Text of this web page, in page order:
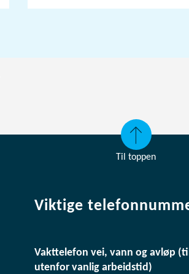
Til toppen
Viktige
Vakttelefon vei, vann og avløp
utenfor vanlig arbeidstid)